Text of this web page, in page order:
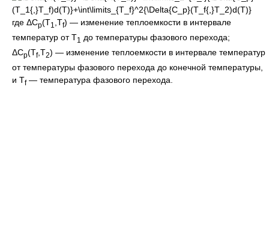
где ΔCp(T1 ,Tf) — изменение теплоемкости в интервале
температур от Т1
до температуры фазового перехода;
ΔCp(Tf,T2) — изменение теплоемкости в интервале температур
от температуры фазового перехода до конечной температуры,
и Tf— температура фазового перехода.